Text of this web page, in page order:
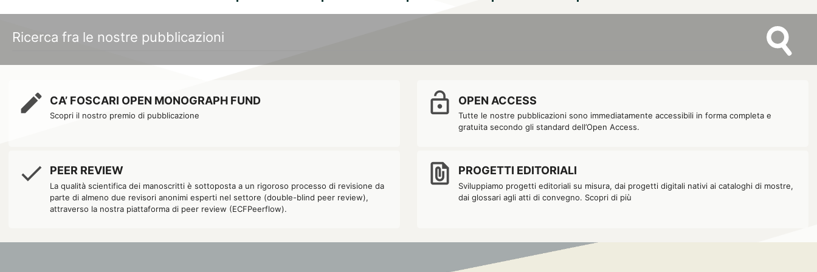
edit CA’ FOSCARI OPEN MONOGRAPH FUND
Scopri il nostro premio di pubblicazione lock_open OPEN ACCESS
Tutte le nostre pubblicazioni sono immediatamente accessibili in forma completa e
gratuita secondo gli standard dell’Open Access.
done PEER REVIEW
La qualità scientifica dei manoscritti è sottoposta a un rigoroso processo di revisione da
parte di almeno due revisori anonimi esperti nel settore (double-blind peer review),
attraverso la nostra piattaforma di peer review (ECFPeerflow).
file_present PROGETTI EDITORIALI
Sviluppiamo progetti editoriali su misura, dai progetti digitali nativi ai cataloghi di mostre,
dai glossari agli atti di convegno. Scopri di più
MONOGRAFIA
Martino Dibeltulo Concu
authority on the Tibetan language, this work illuminates the interplay of society, religion, politics, and empire that shaped
China-Tibet relations in a transformative age. Despite Fazun’s major contribution to Tibetan and Buddhist studies in China, his
legacy has often been detached from the relationships he cultivated with his Tibetan teachers and reimagined in modernity
within the ancient lineage of Chinese pilgrim-translators. Still, his influence remains profound to this day. This project presents